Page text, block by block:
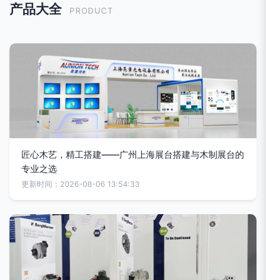
产品大全 PRODUCT
匠心木艺，精工搭建——广州上海展台搭建与木制展台的
专业之选
更新时间：2026-08-06 13:54:33